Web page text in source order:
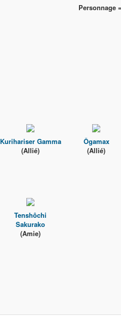
Personnage =
Kurihariser Gamma
(Allié)
Ôgamax
(Allié)
Tenshôchi
Sakurako
(Amie)